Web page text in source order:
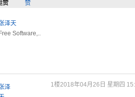
赞 赞
泽天
Free Software,..
泽
1楼2018年04月26日 星期四